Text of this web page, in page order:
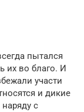
пытался
их во благо. И
участи
и дикие
с